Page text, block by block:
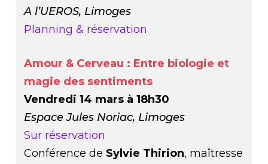
A l’UEROS, Limoges
Planning & réservation
Amour & Cerveau : Entre biologie et
magie des sentiments
Vendredi 14 mars à 18h30
Espace Jules Noriac, Limoges
Sur réservation
Conférence de Sylvie Thirion, maîtresse